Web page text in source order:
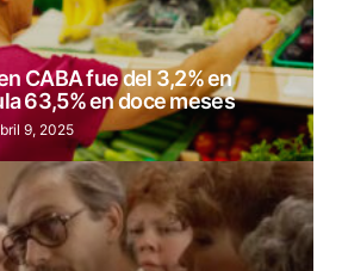
CABA fue del 3,2% en
63,5% en doce meses
9, 2025